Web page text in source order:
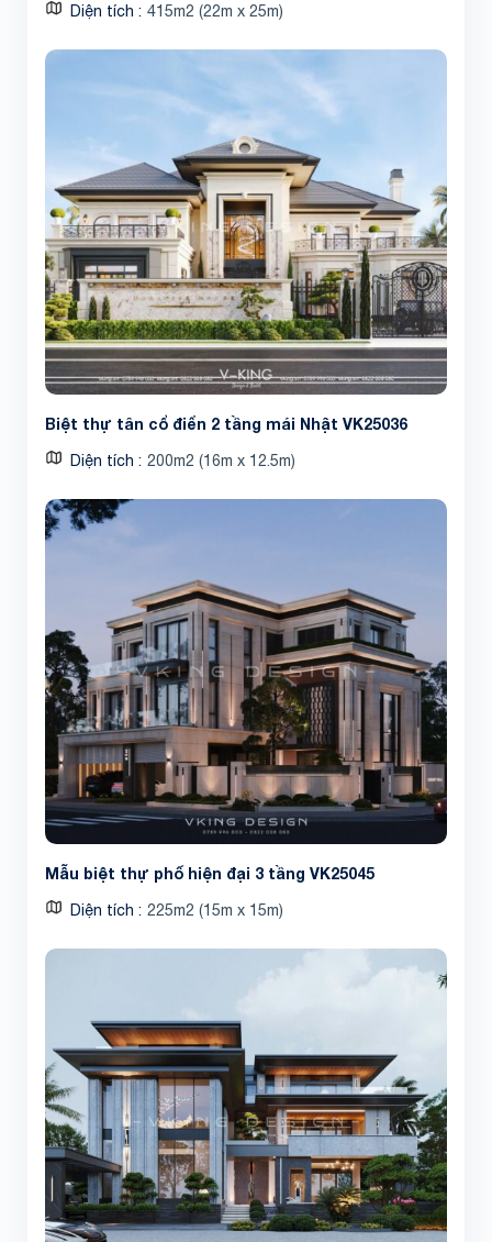
Diện tích 415m2 (22m x 25m)
Biệt thự tân cổ điển 2 tầng mái Nhật VK25036
Diện tích 200m2 (16m x 12.5m)
Mẫu biệt thự phố hiện đại 3 tầng VK25045
Diện tích 225m2 (15m x 15m)